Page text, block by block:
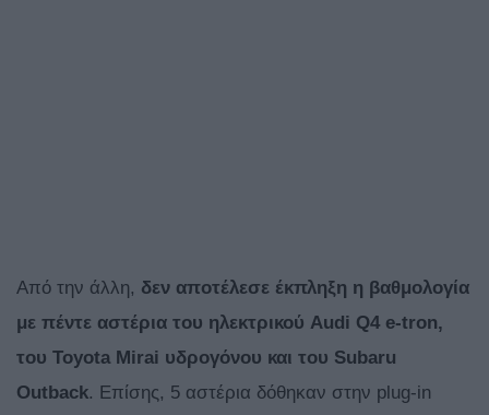
Από την άλλη, δεν αποτέλεσε έκπληξη η βαθμολογία
με πέντε αστέρια του ηλεκτρικού Audi Q4 e-tron,
του Toyota Mirai υδρογόνου και του Subaru
Outback. Επίσης, 5 αστέρια δόθηκαν στην plug-in